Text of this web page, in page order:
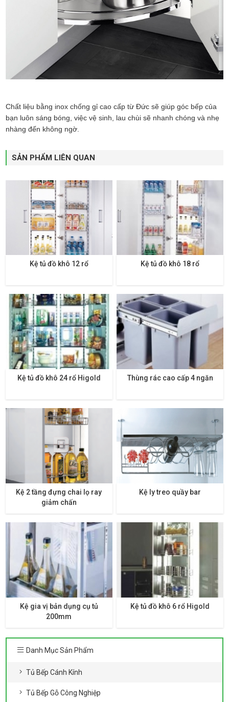
Chất liệu bằng inox chống gỉ cao cấp từ Đức sẽ giúp góc bếp của
bạn luôn sáng bóng, việc vệ sinh, lau chùi sẽ nhanh chóng và nhẹ
nhàng đến không ngờ.
SẢN PHẨM LIÊN QUAN
Kệ tủ đồ khô 12 rổ Kệ tủ đồ khô 18 rổ
Kệ tủ đồ khô 24 rổ Higold Thùng rác cao cấp 4 ngăn
Kệ 2 tầng đựng chai lọ ray
giảm chấn
Kệ ly treo quầy bar
Kệ gia vị bản dụng cụ tủ
200mm
Kệ tủ đồ khô 6 rổ Higold
Danh Mục Sản Phẩm
Tủ Bếp Cánh Kính
Tủ Bếp Gỗ Công Nghiệp